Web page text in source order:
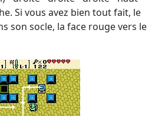
Si vous avez bien tout fait, le
son socle, la face rouge vers le